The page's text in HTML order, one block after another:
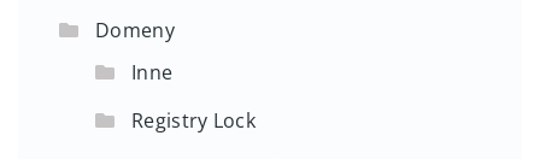
Domeny
Inne
Registry Lock